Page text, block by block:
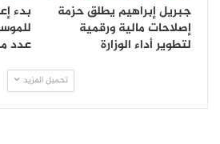
جبريل إبراهيم يطلق حزمة
إصلاحات مالية ورقمية
لتطوير أداء الوزارة
بدء
عدد
تحميل المزيد